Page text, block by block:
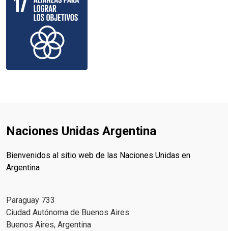
Naciones Unidas Argentina
Bienvenidos al sitio web de las Naciones Unidas en
Argentina
Paraguay 733
Ciudad Autónoma de Buenos Aires
Buenos Aires, Argentina